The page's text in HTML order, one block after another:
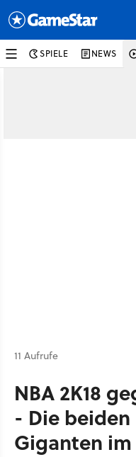
SPIELE NEWS
11 Aufrufe
NBA 2K18
- Die
Giganten